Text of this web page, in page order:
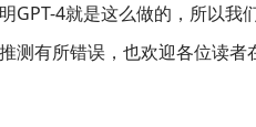
GPT-4就是这么做的，所以
测有所错误，也欢迎各位读